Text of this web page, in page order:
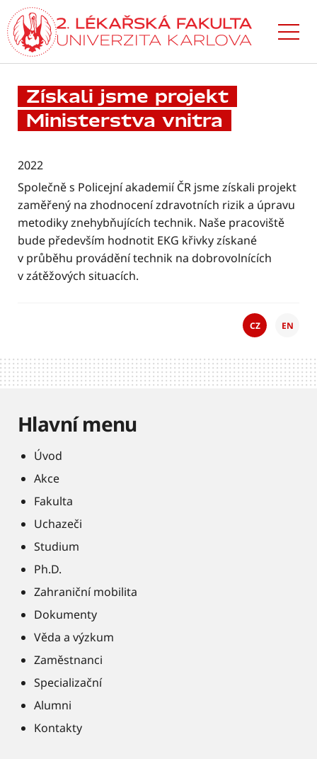
Přejít
k hlavnímu
obsahu
Získali jsme projekt
Ministerstva vnitra
2022
Společně s Policejní akademií ČR jsme získali projekt
zaměřený na zhodnocení zdravotních rizik a úpravu
metodiky znehybňujících technik. Naše pracoviště
bude především hodnotit EKG křivky získané
v průběhu provádění technik na dobrovolnících
v zátěžových situacích.
CZ EN
Hlavní menu
Úvod
Akce
Fakulta
Uchazeči
Studium
Ph.D.
Zahraniční mobilita
Dokumenty
Věda a výzkum
Zaměstnanci
Specializační
Alumni
Kontakty